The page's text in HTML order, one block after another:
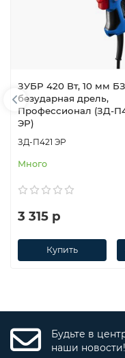
ЗУБР 420 Вт, 10 мм
безударная дрель,
Профессионал (ЗД-
ЭР)
ЗД-П421 ЭР
Много
3 315 р
Купить
Будьте в
наши